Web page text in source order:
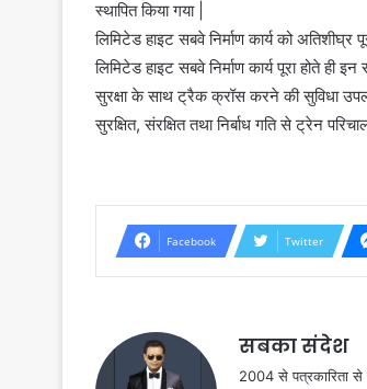
स्थापित किया गया |
लिमिटेड हाइट सबवे निर्माण कार्य को अतिशीघ्र
लिमिटेड हाइट सबवे निर्माण कार्य पूरा होते ही
सुरक्षा के साथ ट्रैक क्रॉस करने की सुविधा
सुरक्षित, संरक्षित तथा निर्बाध गति से ट्रेन
Facebook Twitter
सबका संदेश
2004 से पत्रकारिता